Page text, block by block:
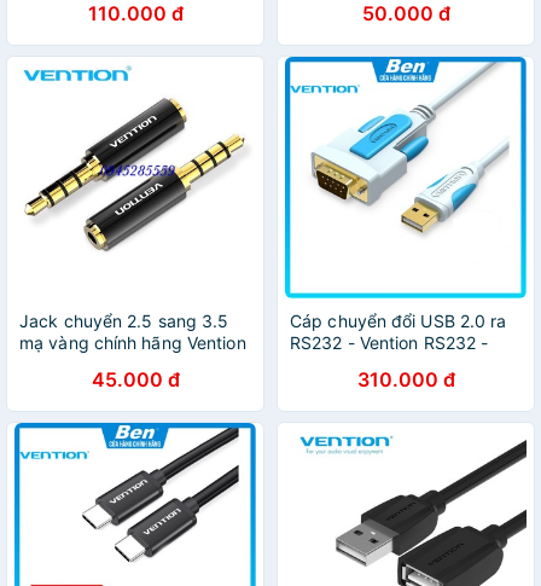
110.000 đ 50.000 đ
Jack chuyển 2.5 sang 3.5
mạ vàng chính hãng Vention
45.000 đ
Cáp chuyển đổi USB 2.0 ra
RS232 - Vention RS232 -
310.000 đ